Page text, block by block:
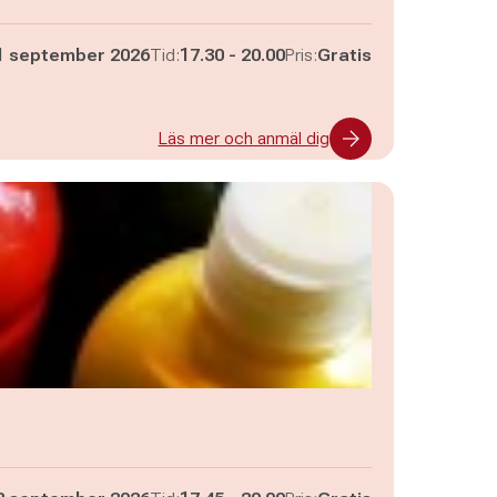
september 2026Tid:Pågår mellan
17.30 - och
20.00Pris:Gratis
Läs mer och anmäl dig